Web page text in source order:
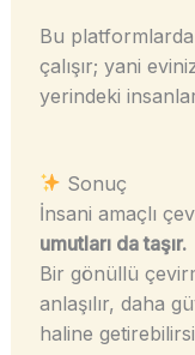
Bu
çalışır; yani
yerindeki
Sonuç
İnsani amaçlı
umutları da taşır.
Bir gönüllü
anlaşılır, daha
haline